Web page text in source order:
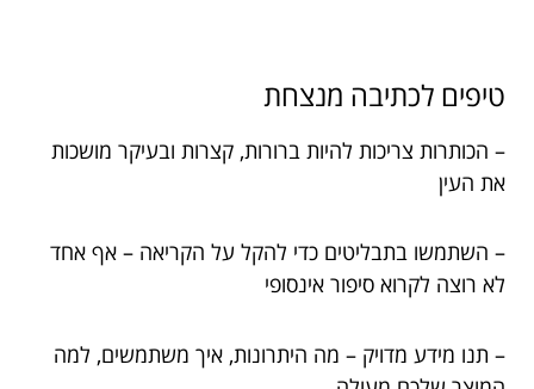
טיפים לכתיבה מנצחת
– הכותרות צריכות להיות ברורות, קצרות ובעיקר מושכות
את העין
– השתמשו בתבליטים כדי להקל על הקריאה – אף אחד
לא רוצה לקרוא סיפור אינסופי
– תנו מידע מדויק – מה היתרונות, איך משתמשים, למה